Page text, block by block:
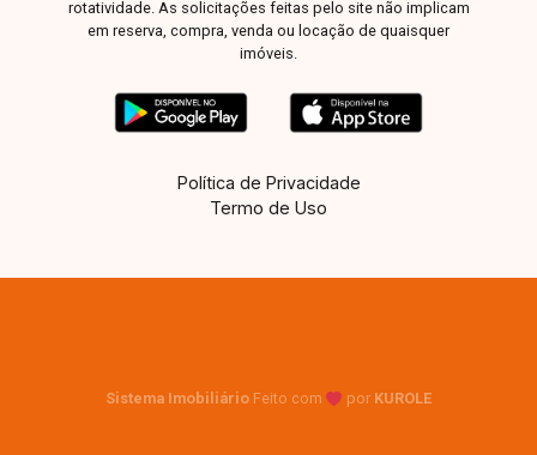
rotatividade. As solicitações feitas pelo site não implicam
em reserva, compra, venda ou locação de quaisquer
imóveis.
Política de Privacidade
Termo de Uso
Sistema Imobiliário Feito com por KUROLE